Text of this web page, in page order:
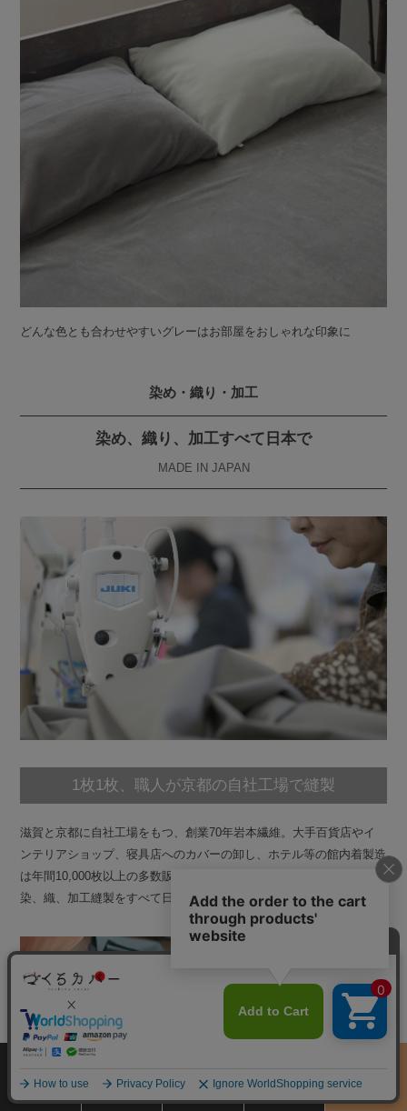
どんな色とも合わせやすいグレーはお部屋をおしゃれな印象に
染め・織り・加工
染め、織り、加工すべて日本で
MADE IN JAPAN
1枚1枚、職人が京都の自社工場で縫製
滋賀と京都に自社工場をもつ、創業70年岩本繊維。大手百貨店やイ
ンテリアショップ、寝具店へのカバーの卸し、ホテル等の館内着製造
は年間10,000枚以上の多数販売実績がございます。原材料を輸入、
染、織、加工縫製をすべて日本国内で行っているカバー専門店です。
商品をさがす
サイズ
お買物ガイド カート